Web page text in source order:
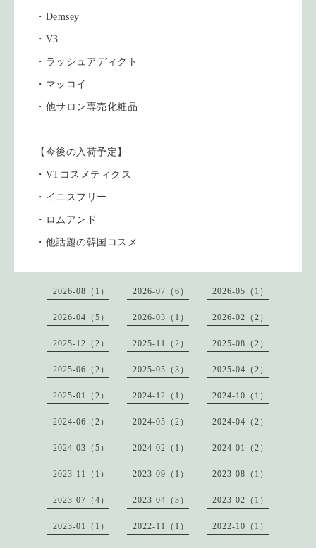
・Demsey
・V3
・ラッシュアディクト
・マッコイ
・他サロン専売化粧品
【今後の入荷予定】
・VTコスメティクス
・イニスフリー
・ロムアンド
・他話題の韓国コスメ
2026-08（1） 2026-07（6） 2026-05（1）
2026-04（5） 2026-03（1） 2026-02（2）
2025-12（2） 2025-11（2） 2025-08（2）
2025-06（2） 2025-05（3） 2025-04（2）
2025-01（2） 2024-12（1） 2024-10（1）
2024-06（2） 2024-05（2） 2024-04（2）
2024-03（5） 2024-02（1） 2024-01（2）
2023-11（1） 2023-09（1） 2023-08（1）
2023-07（4） 2023-04（3） 2023-02（1）
2023-01（1） 2022-11（1） 2022-10（1）